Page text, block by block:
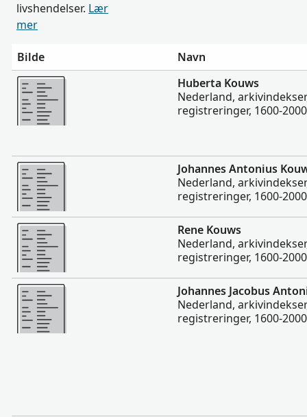
livshendelser. Lær
mer
Bilde
Navn
Flere
Huberta Kouws
Nederland,
registreringer, 1600-2000
Flere
Johannes Antonius
Nederland,
registreringer, 1600-2000
Flere
Rene Kouws
Nederland,
registreringer, 1600-2000
Flere
Johannes Jacobus
Nederland,
registreringer, 1600-2000